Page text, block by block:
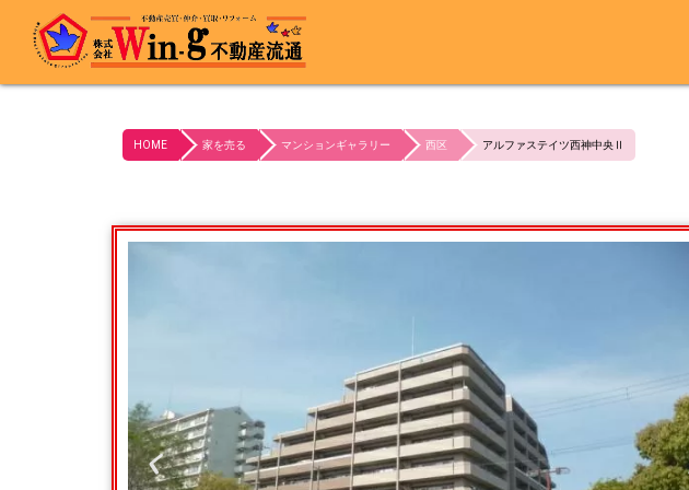
最終更新日:2023/10/21
HOME 家を売る マンションギャラリー 西区 アルファステイツ西神中央Ⅱ